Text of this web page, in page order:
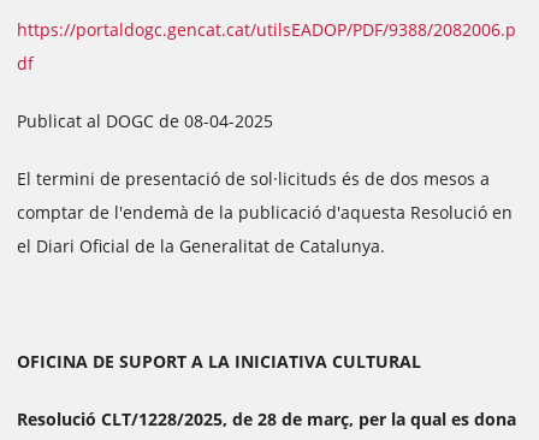
https://portaldogc.gencat.cat/utilsEADOP/PDF/9388/2082006.p
df
Publicat al DOGC de 08-04-2025
El termini de presentació de sol·licituds és de dos mesos a
comptar de l'endemà de la publicació d'aquesta Resolució en
el Diari Oficial de la Generalitat de Catalunya.
OFICINA DE SUPORT A LA INICIATIVA CULTURAL
Resolució CLT/1228/2025, de 28 de març, per la qual es dona